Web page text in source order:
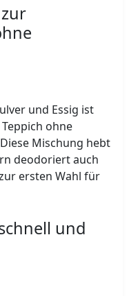
und Essig ist
ohne
Mischung hebt
deodoriert auch
ersten Wahl für
und